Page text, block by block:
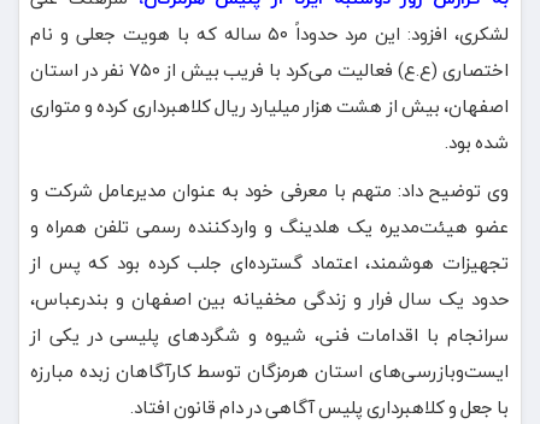
لشکری، افزود: این مرد حدوداً ۵۰ ساله که با هویت جعلی و نام
اختصاری (ع.ع) فعالیت می‌کرد با فریب بیش از ۷۵۰ نفر در استان
اصفهان، بیش از هشت هزار میلیارد ریال کلاهبرداری کرده و متواری
شده بود.
وی توضیح داد: متهم با معرفی خود به عنوان مدیرعامل شرکت و
عضو هیئت‌مدیره یک هلدینگ و واردکننده رسمی تلفن همراه و
تجهیزات هوشمند، اعتماد گسترده‌ای جلب کرده بود که پس از
حدود یک سال فرار و زندگی مخفیانه بین اصفهان و بندرعباس،
سرانجام با اقدامات فنی، شیوه و شگردهای پلیسی در یکی از
ایست‌وبازرسی‌های استان هرمزگان توسط کارآگاهان زبده مبارزه
با جعل و کلاهبرداری پلیس آگاهی در دام قانون افتاد.